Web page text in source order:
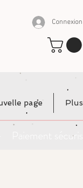
Connexion
page Plus
sécurisé